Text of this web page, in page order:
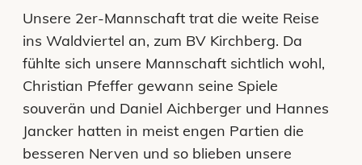
Unsere 2er-Mannschaft trat die weite Reise
ins Waldviertel an, zum BV Kirchberg. Da
fühlte sich unsere Mannschaft sichtlich wohl,
Christian Pfeffer gewann seine Spiele
souverän und Daniel Aichberger und Hannes
Jancker hatten in meist engen Partien die
besseren Nerven und so blieben unsere